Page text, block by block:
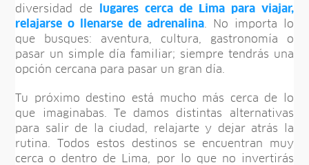
diversidad de
lugares cerca de Lima para viajar,
relajarse o llenarse de adrenalina. No importa lo
que busques: aventura, cultura, gastronomía o
pasar un simple día familiar; siempre tendrás una
opción cercana para pasar un gran día.
Tu próximo destino está mucho más cerca de lo
que imaginabas. Te damos distintas alternativas
para salir de la ciudad, relajarte y dejar atrás la
rutina. Todos estos destinos se encuentran muy
cerca o dentro de Lima, por lo que no invertirás